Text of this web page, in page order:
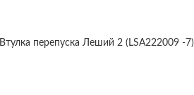
Втулка перепуска Леший 2 (LSA222009 -7)